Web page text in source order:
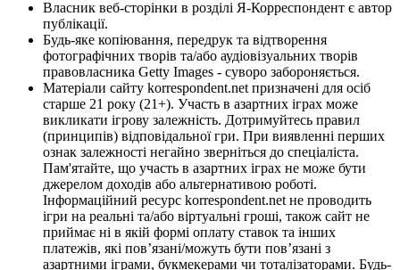
Власник веб-сторінки в розділі Я-Корреспондент є автор
публікації.
Будь-яке копіювання, передрук та відтворення
фотографічних творів та/або аудіовізуальних творів
правовласника Getty Images - суворо забороняється.
Матеріали сайту korrespondent.net призначені для осіб
старше 21 року (21+). Участь в азартних іграх може
викликати ігрову залежність. Дотримуйтесь правил
(принципів) відповідальної гри. При виявленні перших
ознак залежності негайно зверніться до спеціаліста.
Пам'ятайте, що участь в азартних іграх не може бути
джерелом доходів або альтернативою роботі.
Інформаційний ресурс korrespondent.net не проводить
ігри на реальні та/або віртуальні гроші, також сайт не
приймає ні в якій формі оплату ставок та інших
платежів, які пов’язані/можуть бути пов’язані з
азартними іграми, букмекерами чи тоталізаторами. Будь-